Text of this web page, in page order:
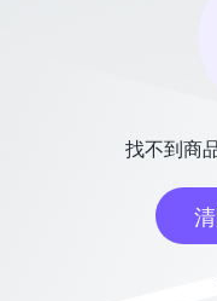
找不到商